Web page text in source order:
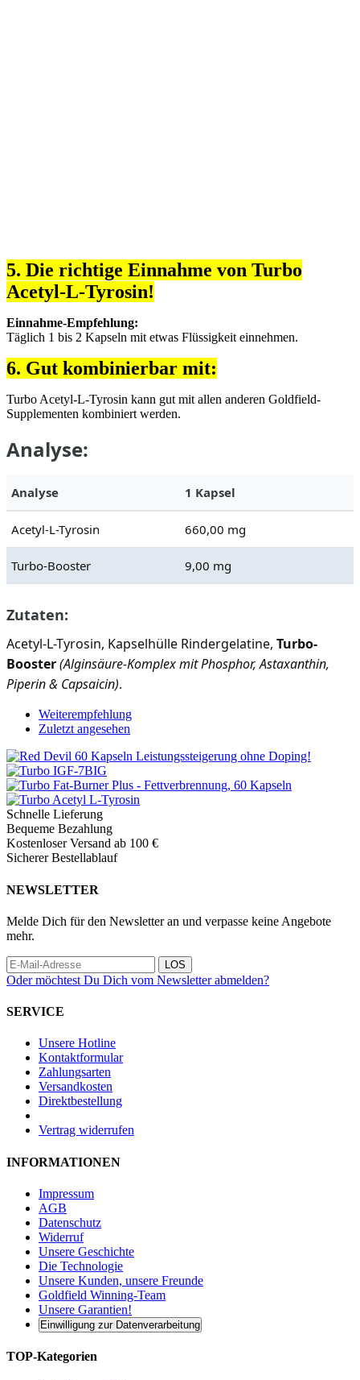
5. Die richtige Einnahme von Turbo
Acetyl-L-Tyrosin!
Einnahme-Empfehlung:
Täglich 1 bis 2 Kapseln mit etwas Flüssigkeit einnehmen.
6. Gut kombinierbar mit:
Turbo Acetyl-L-Tyrosin kann gut mit allen anderen Goldfield-
Supplementen kombiniert werden.
Analyse:
Analyse 1 Kapsel
Acetyl-L-Tyrosin 660,00 mg
Turbo-Booster 9,00 mg
Zutaten:
Acetyl-L-Tyrosin, Kapselhülle Rindergelatine, Turbo-
Booster(Alginsäure-Komplex mit Phosphor, Astaxanthin,
Piperin & Capsaicin).
Weiterempfehlung
Zuletzt angesehen
Schnelle Lieferung
Bequeme Bezahlung
Kostenloser Versand ab 100 €
Sicherer Bestellablauf
NEWSLETTER
Melde Dich für den Newsletter an und verpasse keine Angebote
mehr.
LOS
Oder möchtest Du Dich vom Newsletter abmelden?
SERVICE
Unsere Hotline
Kontaktformular
Zahlungsarten
Versandkosten
Direktbestellung
Vertrag widerrufen
INFORMATIONEN
Impressum
AGB
Datenschutz
Widerruf
Unsere Geschichte
Die Technologie
Unsere Kunden, unsere Freunde
Goldfield Winning-Team
Unsere Garantien!
Einwilligung zur Datenverarbeitung
TOP-Kategorien